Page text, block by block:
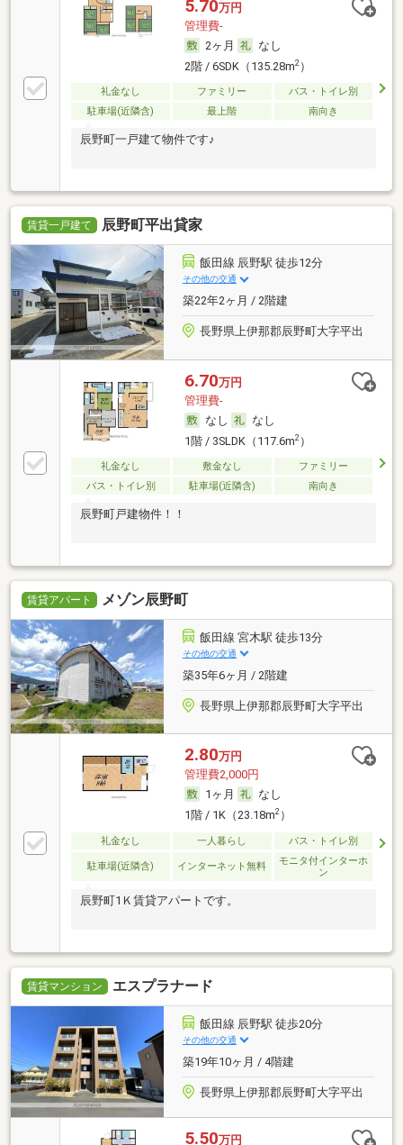
5.70万円
管理費-
2ヶ月
なし
2階 / 6SDK（135.28m2）
礼金なし ファミリー
バス・トイレ別
駐車場(近隣含)
最上階 南向き
辰野町一戸建て物件です♪
賃貸一戸建て 辰野町平出貸家
飯田線 辰野駅 徒歩12分
その他の交通
築22年2ヶ月 / 2階建
長野県上伊那郡辰野町大字平出
6.70万円
管理費-
なし
なし
1階 / 3SLDK（117.6m2）
礼金なし 敷金なし
ファミリー
バス・トイレ別
駐車場(近隣含) 南向き
辰野町戸建物件！！
賃貸アパート メゾン辰野町
飯田線 宮木駅 徒歩13分
その他の交通
築35年6ヶ月 / 2階建
長野県上伊那郡辰野町大字平出
2.80万円
管理費2,000円
1ヶ月
なし
1階 / 1K（23.18m2）
礼金なし 一人暮らし バス・トイレ別
駐車場(近隣含) インターネット無料
モニタ付インターホ
ン
辰野町1Ｋ賃貸アパートです。
賃貸マンション エスプラナード
飯田線 辰野駅 徒歩20分
その他の交通
築19年10ヶ月 / 4階建
長野県上伊那郡辰野町大字平出
5.50万円